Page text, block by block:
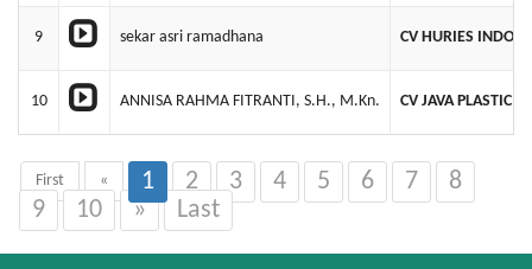
9 sekar asri ramadhana CV HURIES
10 ANNISA RAHMA FITRANTI, S.H., M.Kn. CV JAVA PLASTIC
First « 1 2 3 4 5 6 7
8
9
10 » Last